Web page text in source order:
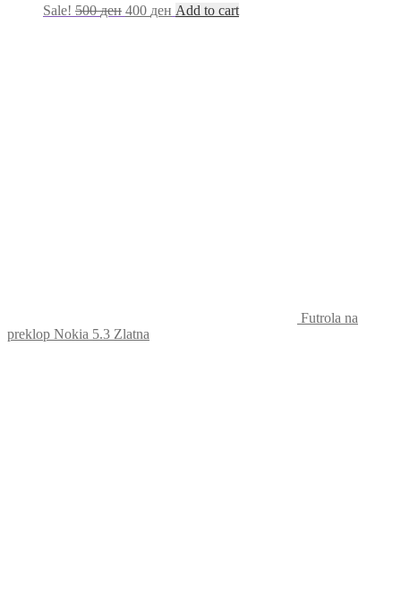
Sale! 500ден 400 ден Add to cart
Futrola na
preklop Nokia 5.3 Zlatna